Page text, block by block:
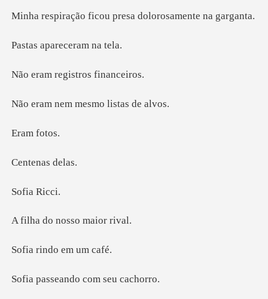
Baixar App
icou presa doloros
parecera
egistros f
m mesmo lis
m f
nas d
a Ri
o nosso m
indo em
ando com se